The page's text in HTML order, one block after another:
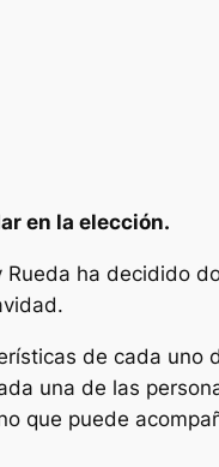
en la elección.
ha decidido
de cada uno
una de las
que puede